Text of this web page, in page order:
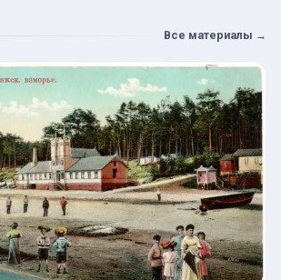
Все материалы →